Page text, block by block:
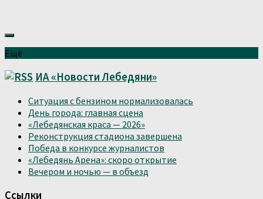
Ещё
ИА «Новости Лебедяни»
Ситуация с бензином нормализовалась
День города: главная сцена
«Лебедянская краса — 2026»
Реконструкция стадиона завершена
Победа в конкурсе журналистов
«Лебедянь Арена»: скоро открытие
Вечером и ночью — в объезд
Ссылки